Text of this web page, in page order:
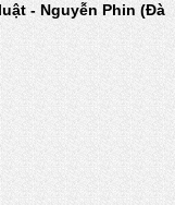
- Nguyễn Phin (Đà